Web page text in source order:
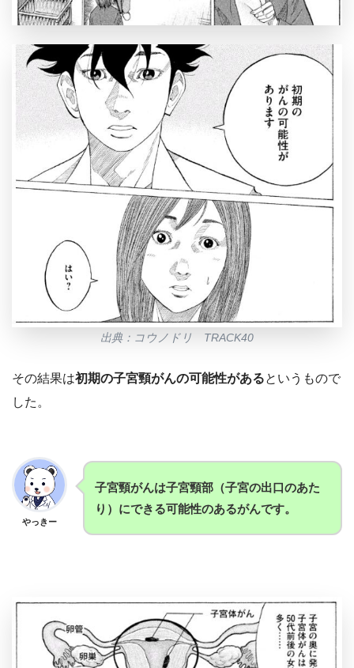
出典：コウノドリ TRACK40
その結果は初期の子宮頸がんの可能性があるというもので
した。
やっきー
子宮頸がんは子宮頸部（子宮の出口のあた
り）にできる可能性のあるがんです。